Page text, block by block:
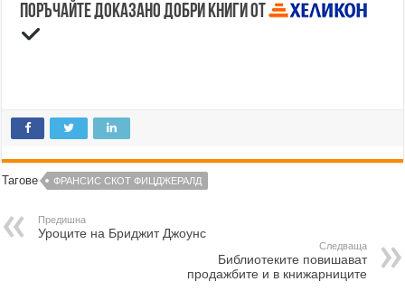
Поръчайте доказано добри книги от
Тагове ФРАНСИС СКОТ ФИЦДЖЕРАЛД
Предишна
Уроците на Бриджит Джоунс
Следваща
Библиотеките повишават
продажбите и в книжарниците